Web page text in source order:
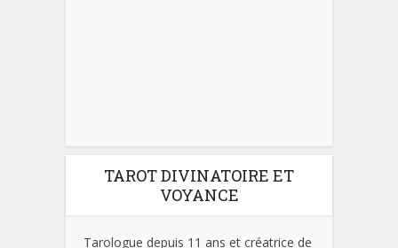
TAROT DIVINATOIRE ET
VOYANCE
Tarologue depuis 11 ans et créatrice de